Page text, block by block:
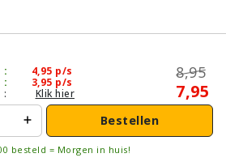
: 4,95 p/s
: 3,95 p/s
: Klik hier
8,95
7,95
Bestellen
besteld = Morgen in huis!